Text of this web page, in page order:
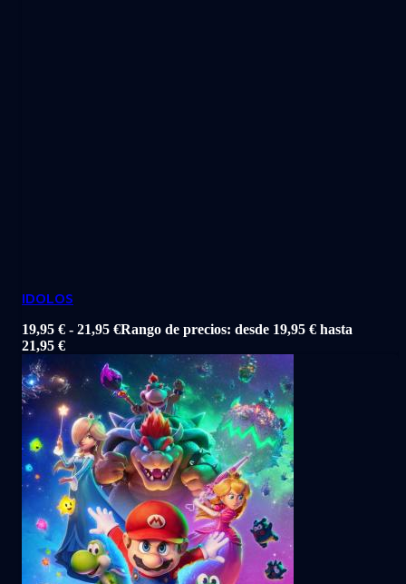
IDOLOS
19,95 € - 21,95 €Rango de precios: desde 19,95 € hasta
21,95 €